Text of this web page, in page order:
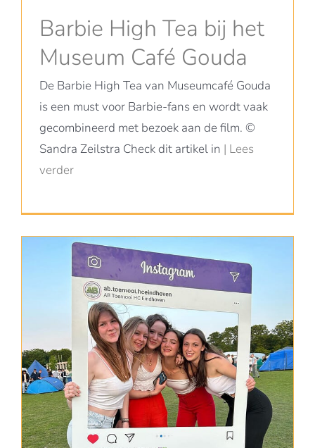
Barbie High Tea bij het
Museum Café Gouda
De Barbie High Tea van Museumcafé Gouda
is een must voor Barbie-fans en wordt vaak
gecombineerd met bezoek aan de film. ©
Sandra Zeilstra Check dit artikel in | Lees
verder